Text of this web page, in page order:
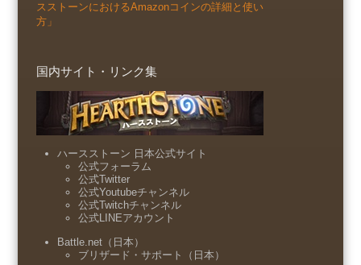
スストーンにおけるAmazonコインの詳細と使い
方」
国内サイト・リンク集
ハースストーン 日本公式サイト
公式フォーラム
公式Twitter
公式Youtubeチャンネル
公式Twitchチャンネル
公式LINEアカウント
Battle.net（日本）
ブリザード・サポート（日本）